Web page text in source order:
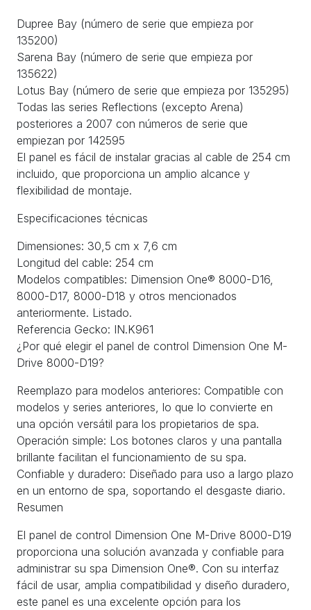
Dupree Bay (número de serie que empieza por
135200)
Sarena Bay (número de serie que empieza por
135622)
Lotus Bay (número de serie que empieza por 135295)
Todas las series Reflections (excepto Arena)
posteriores a 2007 con números de serie que
empiezan por 142595
El panel es fácil de instalar gracias al cable de 254 cm
incluido, que proporciona un amplio alcance y
flexibilidad de montaje.
Especificaciones técnicas
Dimensiones: 30,5 cm x 7,6 cm
Longitud del cable: 254 cm
Modelos compatibles: Dimension One® 8000-D16,
8000-D17, 8000-D18 y otros mencionados
anteriormente. Listado.
Referencia Gecko: IN.K961
¿Por qué elegir el panel de control Dimension One M-
Drive 8000-D19?
Reemplazo para modelos anteriores: Compatible con
modelos y series anteriores, lo que lo convierte en
una opción versátil para los propietarios de spa.
Operación simple: Los botones claros y una pantalla
brillante facilitan el funcionamiento de su spa.
Confiable y duradero: Diseñado para uso a largo plazo
en un entorno de spa, soportando el desgaste diario.
Resumen
El panel de control Dimension One M-Drive 8000-D19
proporciona una solución avanzada y confiable para
administrar su spa Dimension One®. Con su interfaz
fácil de usar, amplia compatibilidad y diseño duradero,
este panel es una excelente opción para los